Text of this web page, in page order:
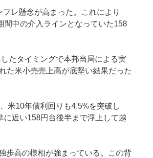
レ懸念が高まった。これにより
間中の介入ラインとなっていた158
たタイミングで本邦当局による実
た米小売売上高が底堅い結果だった
米10年債利回りも4.5%を突破し
近い158円台後半まで浮上して越
歩高の様相が強まっている。この背